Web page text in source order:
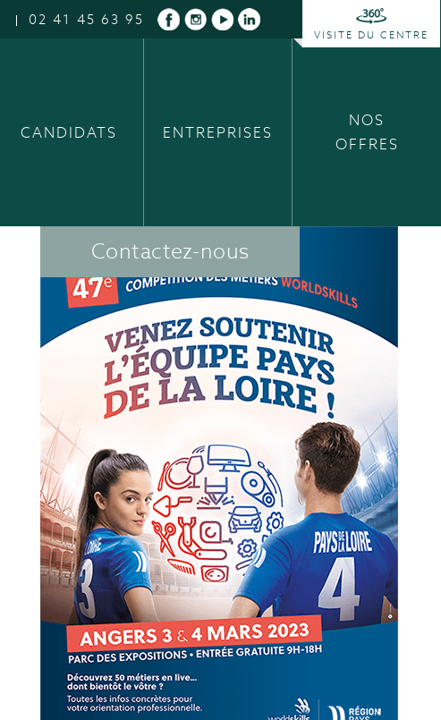
02 41 45 63 95
VISITE DU CENTRE
CANDIDATS ENTREPRISES
NOS
OFFRES
Contactez-nous